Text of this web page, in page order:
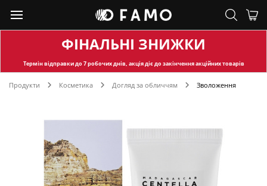
ФІНАЛЬНІ ЗНИЖКИ
Термін відправкидо 7 робочих днів, акція діє до закінчення акційних товарів
Продукти Косметика Догляд за обличчям Зволоження